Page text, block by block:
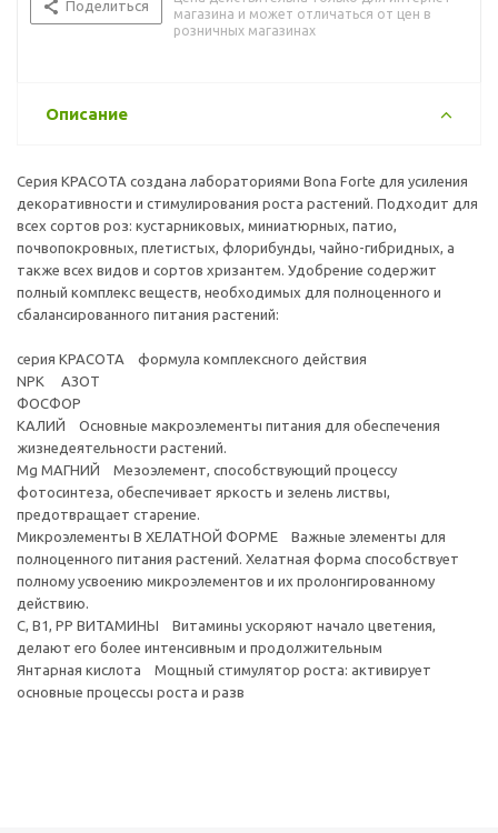
Поделиться
магазина и может отличаться от цен в
розничных магазинах
Описание
Серия КРАСОТА создана лабораториями Bona Forte для усиления
декоративности и стимулирования роста растений. Подходит для
всех сортов роз: кустарниковых, миниатюрных, патио,
почвопокровных, плетистых, флорибунды, чайно-гибридных, а
также всех видов и сортов хризантем. Удобрение содержит
полный комплекс веществ, необходимых для полноценного и
сбалансированного питания растений:
серия КРАСОТА формула комплексного действия
NPK АЗОТ
ФОСФОР
КАЛИЙ Основные макроэлементы питания для обеспечения
жизнедеятельности растений.
Mg МАГНИЙ Мезоэлемент, способствующий процессу
фотосинтеза, обеспечивает яркость и зелень листвы,
предотвращает старение.
Микроэлементы В ХЕЛАТНОЙ ФОРМЕ Важные элементы для
полноценного питания растений. Хелатная форма способствует
полному усвоению микроэлементов и их пролонгированному
действию.
C, B1, PP ВИТАМИНЫ Витамины ускоряют начало цветения,
делают его более интенсивным и продолжительным
Янтарная кислота Мощный стимулятор роста: активирует
основные процессы роста и разв